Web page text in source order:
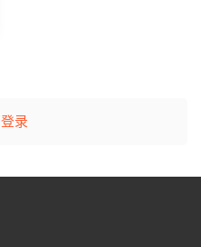
登录